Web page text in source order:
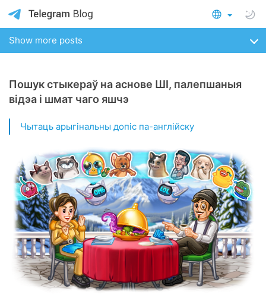
Show more posts
Пошук стыкераў на аснове ШІ, палепшаныя
відэа і шмат чаго яшчэ
Чытаць арыгінальны допіс па-англійску